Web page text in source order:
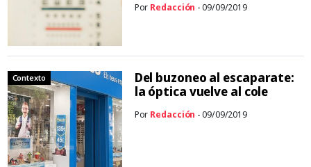
Por Redacción - 09/09/2019
Contexto
Del buzoneo al escaparate:
la óptica vuelve al cole
Por Redacción - 09/09/2019